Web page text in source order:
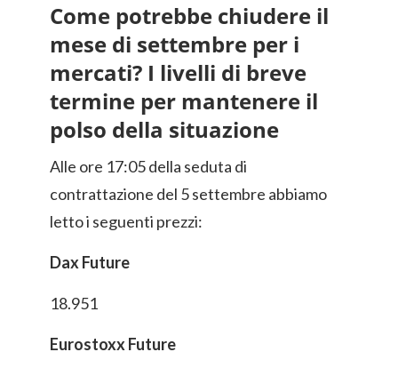
Come potrebbe chiudere il
mese di settembre per i
mercati? I livelli di breve
termine per mantenere il
polso della situazione
Alle ore 17:05 della seduta di
contrattazione del 5 settembre abbiamo
letto i seguenti prezzi:
Dax Future
18.951
Eurostoxx Future